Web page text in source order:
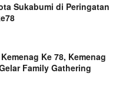
Sukabumi di Peringatan
Ke 78, Kemenag
Family Gathering